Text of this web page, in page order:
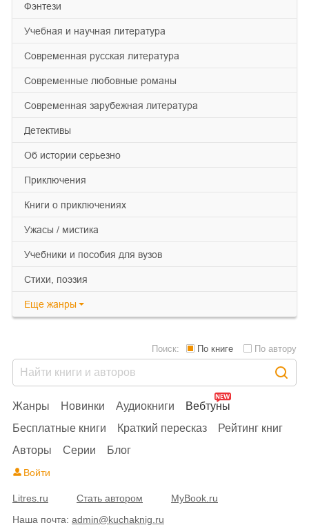
фэнтези
учебная и научная литература
современная русская литература
современные любовные романы
современная зарубежная литература
детективы
об истории серьезно
приключения
книги о приключениях
ужасы / мистика
учебники и пособия для вузов
cтихи, поэзия
Еще жанры
Жанры Новинки Аудиокниги
Вебтуны
Бесплатные книги
Краткий пересказ
Рейтинг книг
Авторы
Серии Блог
Поиск: По книге По автору
Войти
Litres.ru Стать автором
MyBook.ru
Наша почта: admin@kuchaknig.ru